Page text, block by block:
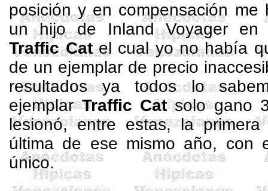
posición y en compensación me
un hijo de Inland Voyager en
Traffic Catel cual yo no había
de un ejemplar de precio
resultados ya todos lo
ejemplarTraffic Catsolo gano
lesionó, entre estas, la
última de ese mismo año, con
único.